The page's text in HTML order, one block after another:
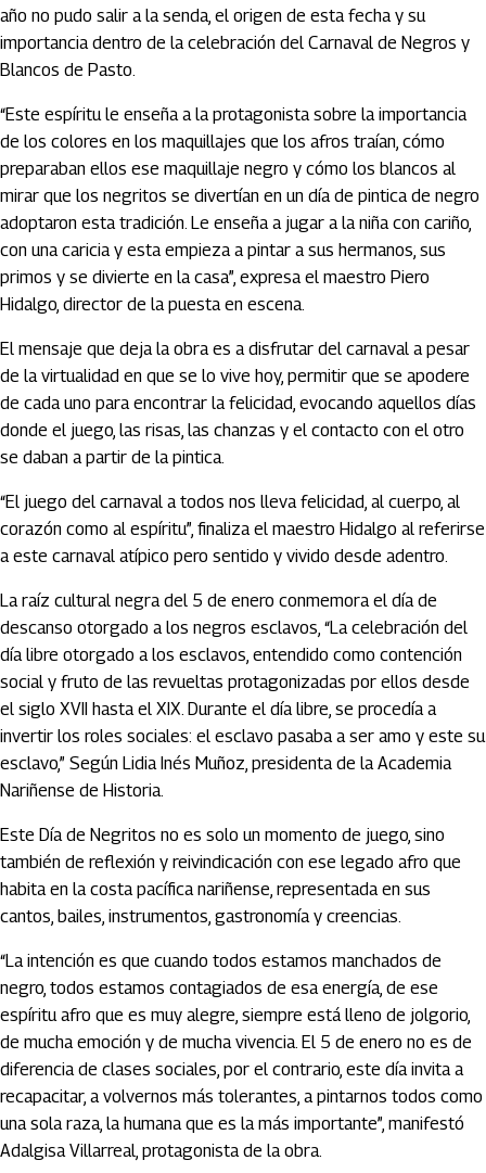
año no pudo salir a la senda, el origen de esta fecha y su
importancia dentro de la celebración del Carnaval de Negros y
Blancos de Pasto.
“Este espíritu le enseña a la protagonista sobre la importancia
de los colores en los maquillajes que los afros traían, cómo
preparaban ellos ese maquillaje negro y cómo los blancos al
mirar que los negritos se divertían en un día de pintica de negro
adoptaron esta tradición. Le enseña a jugar a la niña con cariño,
con una caricia y esta empieza a pintar a sus hermanos, sus
primos y se divierte en la casa”, expresa el maestro Piero
Hidalgo, director de la puesta en escena.
El mensaje que deja la obra es a disfrutar del carnaval a pesar
de la virtualidad en que se lo vive hoy, permitir que se apodere
de cada uno para encontrar la felicidad, evocando aquellos días
donde el juego, las risas, las chanzas y el contacto con el otro
se daban a partir de la pintica.
“El juego del carnaval a todos nos lleva felicidad, al cuerpo, al
corazón como al espíritu”, finaliza el maestro Hidalgo al referirse
a este carnaval atípico pero sentido y vivido desde adentro.
La raíz cultural negra del 5 de enero conmemora el día de
descanso otorgado a los negros esclavos, “La celebración del
día libre otorgado a los esclavos, entendido como contención
social y fruto de las revueltas protagonizadas por ellos desde
el siglo XVII hasta el XIX. Durante el día libre, se procedía a
invertir los roles sociales: el esclavo pasaba a ser amo y este su
esclavo,” Según Lidia Inés Muñoz, presidenta de la Academia
Nariñense de Historia.
Este Día de Negritos no es solo un momento de juego, sino
también de reflexión y reivindicación con ese legado afro que
habita en la costa pacífica nariñense, representada en sus
cantos, bailes, instrumentos, gastronomía y creencias.
“La intención es que cuando todos estamos manchados de
negro, todos estamos contagiados de esa energía, de ese
espíritu afro que es muy alegre, siempre está lleno de jolgorio,
de mucha emoción y de mucha vivencia. El 5 de enero no es de
diferencia de clases sociales, por el contrario, este día invita a
recapacitar, a volvernos más tolerantes, a pintarnos todos como
una sola raza, la humana que es la más importante”, manifestó
Adalgisa Villarreal, protagonista de la obra.